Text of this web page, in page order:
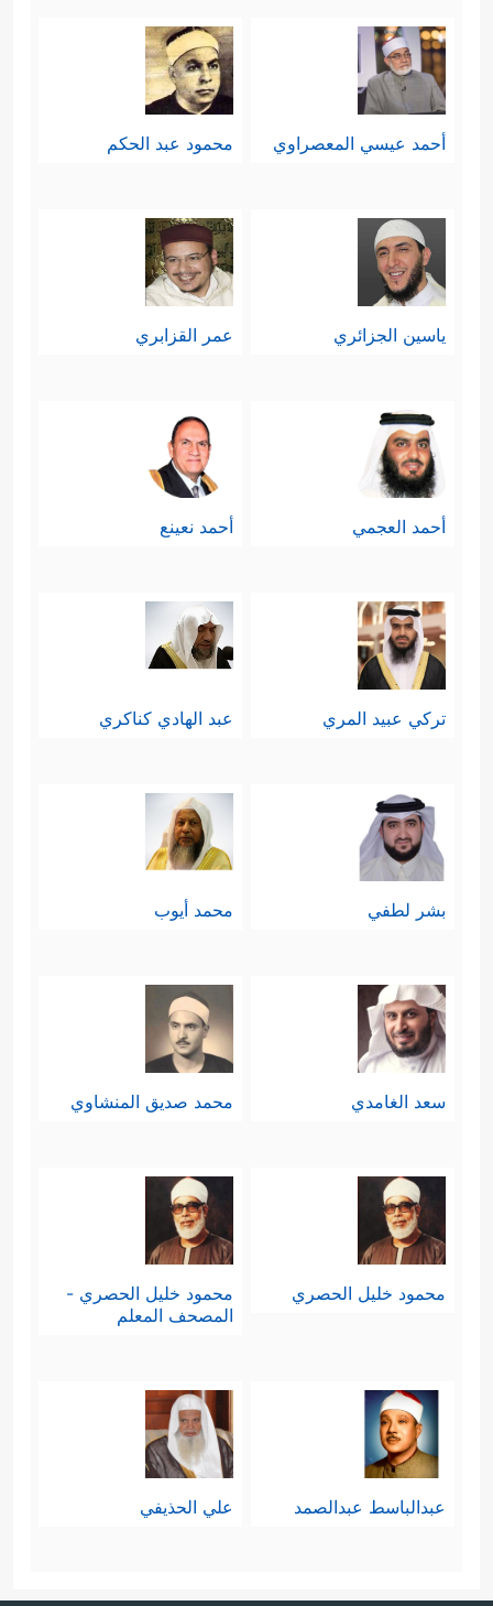
أحمد عيسي المعصراوي محمود عبد الحكم
ياسين الجزائري عمر القزابري
أحمد العجمي أحمد نعينع
تركي عبيد المري عبد الهادي كناكري
بشر لطفي محمد أيوب
سعد الغامدي محمد صديق المنشاوي
محمود خليل الحصري
محمود خليل الحصري -
المصحف المعلم
عبدالباسط عبدالصمد علي الحذيفي